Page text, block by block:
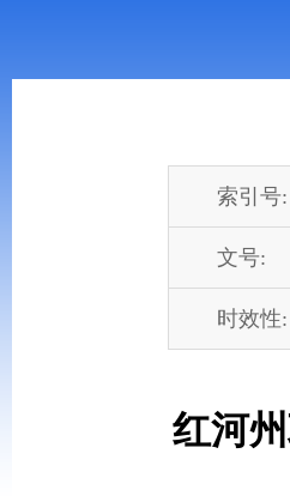
索引号:
文号:
时效性:
红河